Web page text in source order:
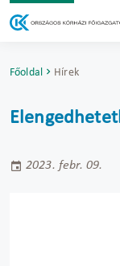
Főoldal Hírek
2023. febr. 09.